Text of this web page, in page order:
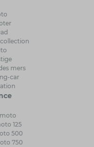
mers
car
125
500
750